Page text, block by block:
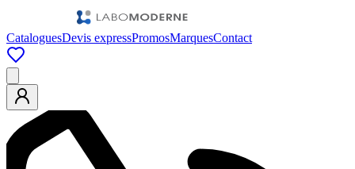
CataloguesDevis expressPromosMarquesContact